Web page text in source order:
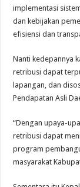
implementasi
dan kebijakan
efisiensi dan
Nanti kedepannya
retribusi dapat
lapangan, dan
Pendapatan Asli
“Dengan upaya-
retribusi dapat
program
masyarakat